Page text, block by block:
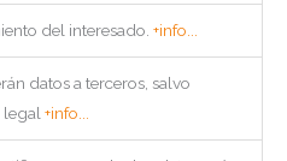
del interesado. +info...
datos a terceros, salvo
+info...